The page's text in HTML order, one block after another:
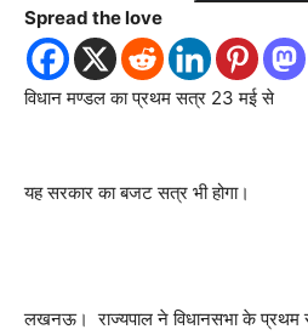
Spread the love
विधान मण्डल का प्रथम सत्र 23 मई से
यह सरकार का बजट सत्र भी होगा।
लखनऊ। राज्यपाल ने विधानसभा के